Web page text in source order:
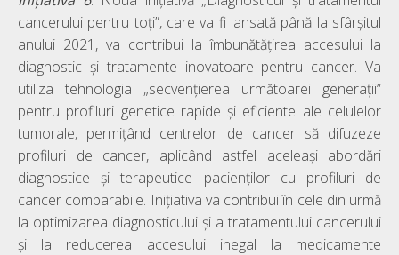
cancerului pentru toți”, care va fi lansată până la sfârșitul
anului 2021, va contribui la îmbunătățirea accesului la
diagnostic și tratamente inovatoare pentru cancer. Va
utiliza tehnologia „secvențierea următoarei generații”
pentru profiluri genetice rapide și eficiente ale celulelor
tumorale, permițând centrelor de cancer să difuzeze
profiluri de cancer, aplicând astfel aceleași abordări
diagnostice și terapeutice pacienților cu profiluri de
cancer comparabile. Inițiativa va contribui în cele din urmă
la optimizarea diagnosticului și a tratamentului cancerului
și la reducerea accesului inegal la medicamente